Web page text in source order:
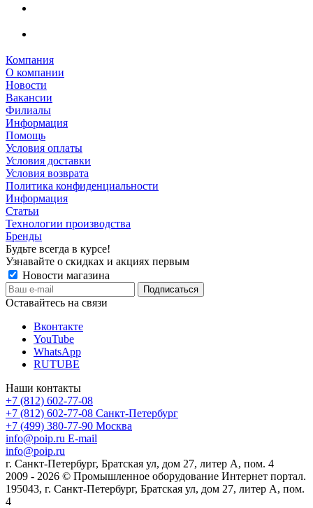
Компания
О компании
Новости
Вакансии
Филиалы
Информация
Помощь
Условия оплаты
Условия доставки
Условия возврата
Политика конфиденциальности
Информация
Статьи
Технологии производства
Бренды
Будьте всегда в курсе!
Узнавайте о скидках и акциях первым
Новости магазина
Оставайтесь на связи
Вконтакте
YouTube
WhatsApp
RUTUBE
Наши контакты
+7 (812) 602-77-08
+7 (812) 602-77-08 Санкт-Петербург
+7 (499) 380-77-90 Москва
info@poip.ru E-mail
info@poip.ru
г. Санкт-Петербург, Братская ул, дом 27, литер А, пом. 4
2009 - 2026 © Промышленное оборудование Интернет портал.
195043, г. Санкт-Петербург, Братская ул, дом 27, литер А, пом.
4